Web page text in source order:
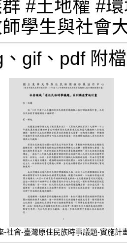
#土地權 #
gif、pdf 附
-社會-臺灣原住民族時事議題-實施計